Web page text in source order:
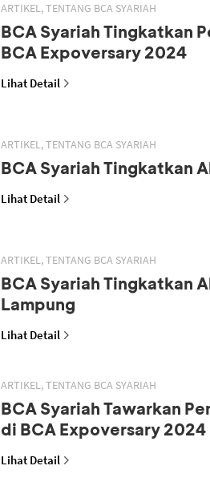
ARTIKEL, TENTANG BCA SYARIAH
BCA Syariah Tingkatkan
BCA Expoversary 2024
Lihat Detail
ARTIKEL, TENTANG BCA SYARIAH
BCA Syariah Tingkatkan
Lihat Detail
ARTIKEL, TENTANG BCA SYARIAH
BCA Syariah Tingkatkan
Lampung
Lihat Detail
ARTIKEL, TENTANG BCA SYARIAH
BCA Syariah Tawarkan
di BCA Expoversary 2024
Lihat Detail